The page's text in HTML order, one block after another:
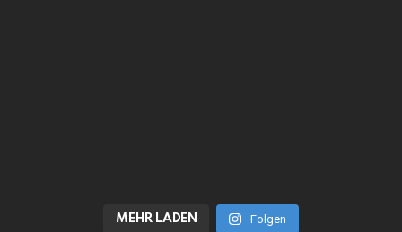
MEHR LADEN Folgen